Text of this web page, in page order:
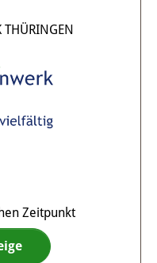
THÜRINGEN
Zeitpunkt